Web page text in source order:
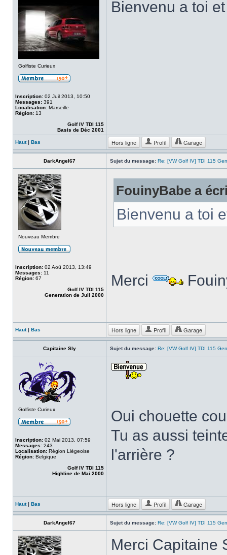
Golfiste Curieux
Inscription: 02 Juil 2013, 10:50
Messages: 391
Localisation: Marseille
Région: 13
Golf IV TDI 115
Basis de Déc 2001
Bienvenu a toi
Haut| Bas Hors ligne Profil Garage
DarkAngel67 Sujet du message: Re: [VW Golf IV] TDI 115
Nouveau Membre
Inscription: 02 Aoû 2013, 13:49
Messages: 11
Région: 67
Golf IV TDI 115
Generation de Juil 2000
FouinyBabe a
Bienvenu a toi
Merci
Haut| Bas Hors ligne Profil Garage
Capitaine Sly Sujet du message: Re: [VW Golf IV] TDI 115
Golfiste Curieux
Inscription: 02 Mai 2013, 07:59
Messages: 243
Localisation: Région Liègeoise
Région: Belgique
Golf IV TDI 115
Highline de Mai 2000
Oui chouette
Tu as aussi
l'arrière ?
Haut| Bas Hors ligne Profil Garage
DarkAngel67 Sujet du message: Re: [VW Golf IV] TDI 115
Merci Capitaine